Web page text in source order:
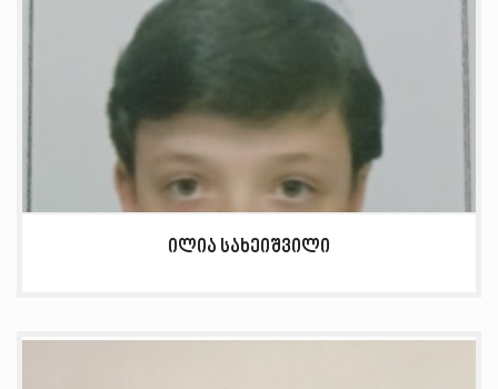
ილია სახეიშვილი